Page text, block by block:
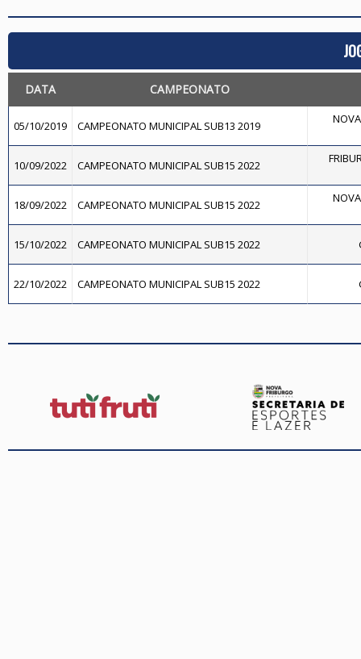
DATA CAMPEONATO
05/10/2019 CAMPEONATO MUNICIPAL SUB13 2019
10/09/2022 CAMPEONATO MUNICIPAL SUB15 2022
18/09/2022 CAMPEONATO MUNICIPAL SUB15 2022
15/10/2022 CAMPEONATO MUNICIPAL SUB15 2022
22/10/2022 CAMPEONATO MUNICIPAL SUB15 2022